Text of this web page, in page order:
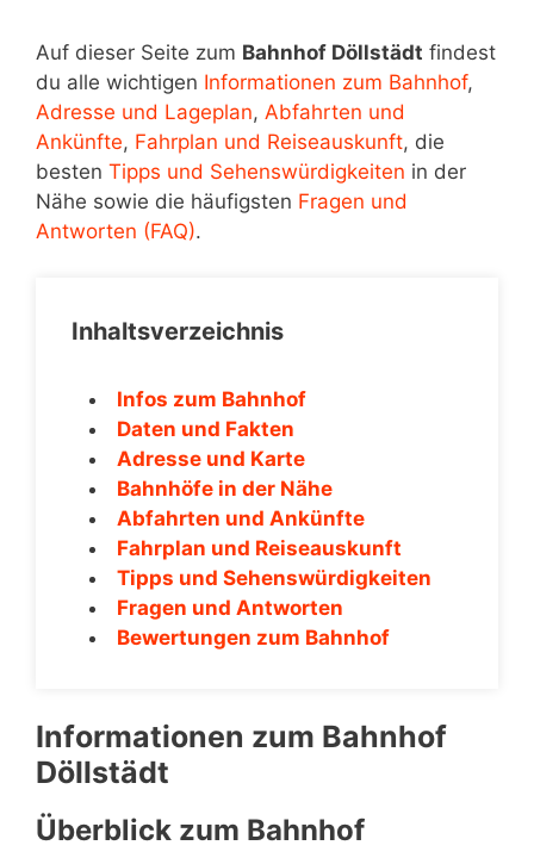
Auf dieser Seite zum Bahnhof Döllstädt findest
du alle wichtigen Informationen zum Bahnhof,
Adresse und Lageplan, Abfahrten und
Ankünfte, Fahrplan und Reiseauskunft, die
besten Tipps und Sehenswürdigkeiten in der
Nähe sowie die häufigsten Fragen und
Antworten (FAQ).
Inhaltsverzeichnis
Infos zum Bahnhof
Daten und Fakten
Adresse und Karte
Bahnhöfe in der Nähe
Abfahrten und Ankünfte
Fahrplan und Reiseauskunft
Tipps und Sehenswürdigkeiten
Fragen und Antworten
Bewertungen zum Bahnhof
Informationen zum Bahnhof
Döllstädt
Überblick zum Bahnhof